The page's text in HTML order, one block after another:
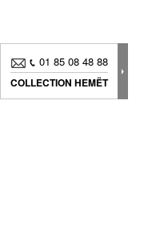
01 85 08 48 88
COLLECTION HEMËT